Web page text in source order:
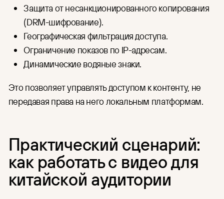
Защита от несанкционированного копирования
(DRM-шифрование).
Географическая фильтрация доступа.
Ограничение показов по IP-адресам.
Динамические водяные знаки.
Это позволяет управлять доступом к контенту, не
передавая права на него локальным платформам.
Практический сценарий:
как работать с видео для
китайской аудитории